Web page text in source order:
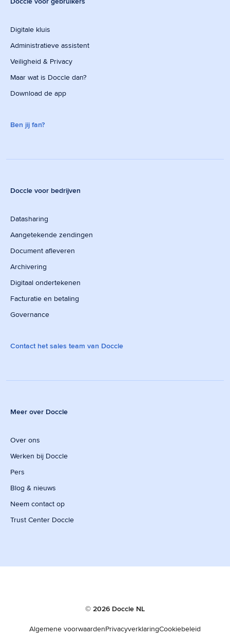
Digitale kluis
Administratieve assistent
Veiligheid & Privacy
Maar wat is Doccle dan?
Download de app
Ben jij fan?
Doccle voor bedrijven
Datasharing
Aangetekende zendingen
Document afleveren
Archivering
Digitaal ondertekenen
Facturatie en betaling
Governance
Contact het sales team van Doccle
Meer over Doccle
Over ons
Werken bij Doccle
Pers
Blog & nieuws
Neem contact op
Trust Center Doccle
© 2026 Doccle NL
Algemene voorwaardenPrivacyverklaringCookiebeleid